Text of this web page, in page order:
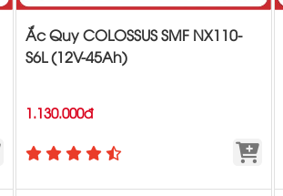
Ắc Quy COLOSSUS SMF NX110-
S6L (12V-45Ah)
1.130.000đ